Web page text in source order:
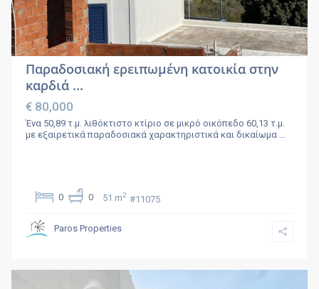
Παραδοσιακή ερειπωμένη κατοικία στην
καρδιά ...
€ 80,000
Ένα 50,89 τ.μ. λιθόκτιστο κτίριο σε μικρό οικόπεδο 60,13 τ.μ.
με εξαιρετικά παραδοσιακά χαρακτηριστικά και δικαίωμα ...
0 0 51 m2 #11075
Paros Properties